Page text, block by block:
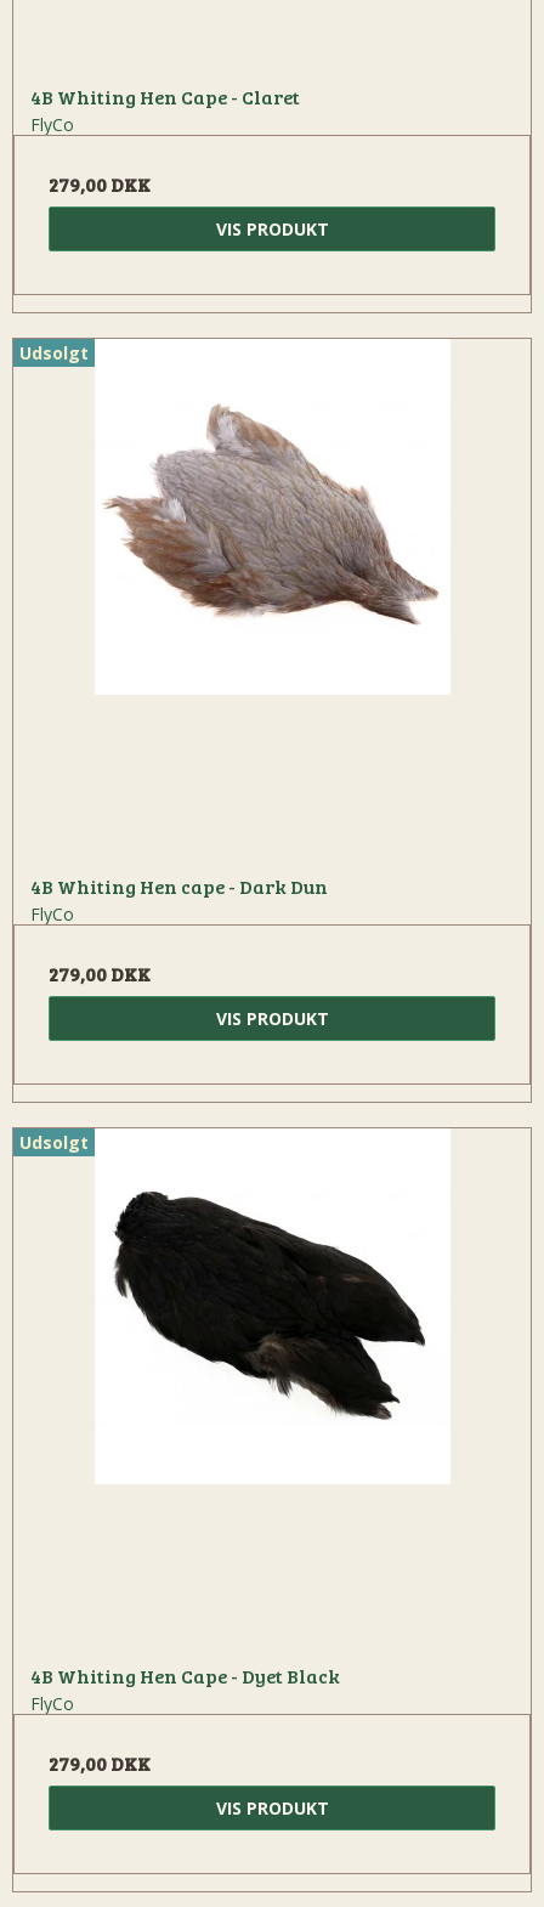
4B Whiting Hen Cape - Claret
FlyCo
279,00 DKK
VIS PRODUKT
Udsolgt
4B Whiting Hen cape - Dark Dun
FlyCo
279,00 DKK
VIS PRODUKT
Udsolgt
4B Whiting Hen Cape - Dyet Black
FlyCo
279,00 DKK
VIS PRODUKT